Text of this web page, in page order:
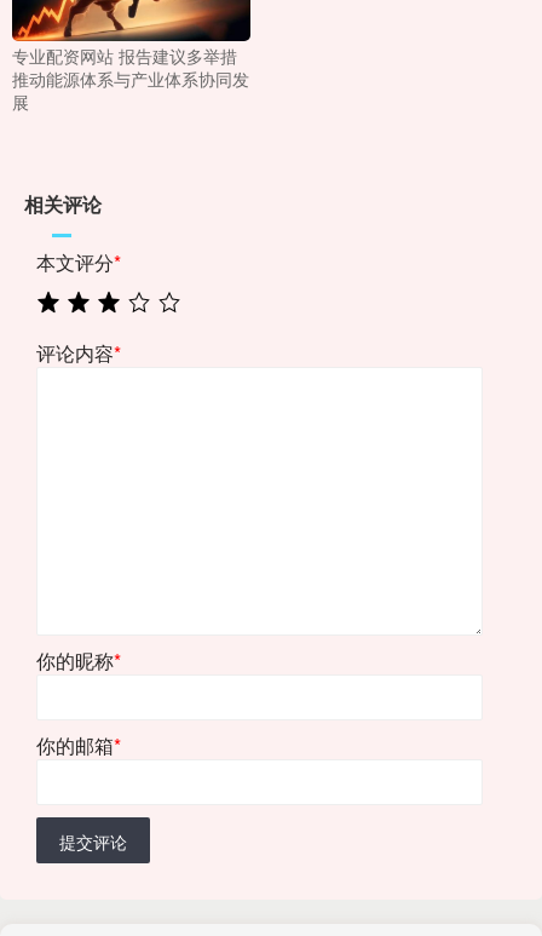
专业配资网站 报告建议多举措
推动能源体系与产业体系协同发
展
相关评论
本文评分*
评论内容*
你的昵称*
你的邮箱*
提交评论